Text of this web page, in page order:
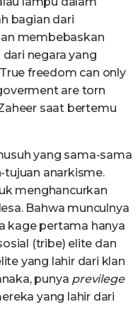
bagian dari
membebaskan
negara yang
freedom can only
are torn
saat bertemu
yang sama-sama
anarkisme.
menghancurkan
Bahwa munculnya
kage pertama hanya
(tribe) elite dan
yang lahir dari klan
punya previlege
yang lahir dari